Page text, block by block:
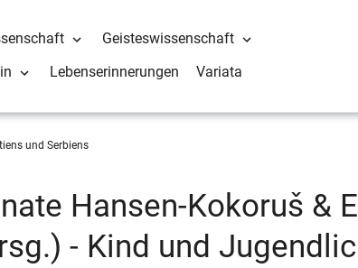
Geisteswissenschaft
Lebenserinnerungen Variata
und Serbiens
Hansen-Kokoruš &
- Kind und